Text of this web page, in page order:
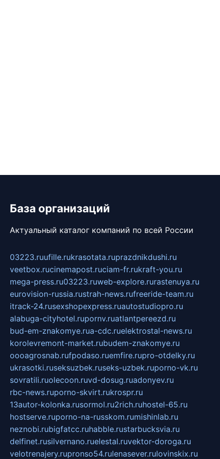
База организаций
Актуальный каталог компаний по всей России
03223.ruufille.rukrasotata.ruprazdnikdushi.ru
veetbox.rucinemapost.ruciam-fr.rukraft-you.ru
mega-press.ru03223.ruweb-explore.rurastenuya.ru
eurovision-russia.rustrah-news.rufreeride-team.ru
itrack-24.rusexshopexpress.ruautostudiopro.ru
alabuga-cityhotel.rupornv.ruatlantpereezd.ru
bud-em-znakomye.rua-cdc.ruelektrostal-news.ru
korolevremont-market.rubudem-znakomye.ru
oooagrosnab.rufpodaso.ruemfire.rupro-otdelky.ru
ukrasotki.ruseksuzbek.ruseks-uzbek.ruporno-vk.ru
sovratili.ruolecoon.ruvd-dosug.ruadonyev.ru
rbc-news.ruporno-skvirt.rukrospr.ru
13autor-kolonka.rusormol.ru2rich.ruhostel-65.ru
hostserve.ruporno-na-russkom.rumishinlab.ru
neznobi.rubigfatcc.ruhabble.rustarbucksvia.ru
delfinet.rusilvernano.ruelestal.ruvektor-doroga.ru
velotrenajery.rupronso54.rulenasever.rulovinskix.ru